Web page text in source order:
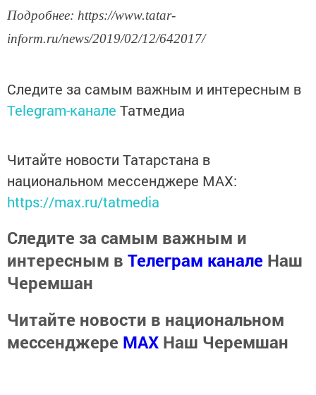
Подробнее: https://www.tatar-
inform.ru/news/2019/02/12/642017/
Следите за самым важным и интересным в
Telegram-канале Татмедиа
Читайте новости Татарстана в
национальном мессенджере MАХ:
https://max.ru/tatmedia
Следите за самым важным и
интересным в Телеграм канале Наш
Черемшан
Читайте новости в национальном
мессенджере MАХ Наш Черемшан